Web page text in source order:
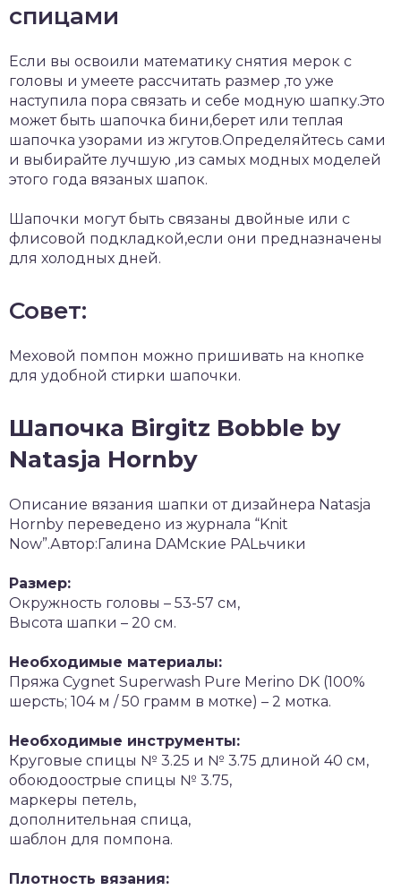
спицами
Если вы освоили математику снятия мерок с
головы и умеете рассчитать размер ,то уже
наступила пора связать и себе модную шапку.Это
может быть шапочка бини,берет или теплая
шапочка узорами из жгутов.Определяйтесь сами
и выбирайте лучшую ,из самых модных моделей
этого года вязаных шапок.
Шапочки могут быть связаны двойные или с
флисовой подкладкой,если они предназначены
для холодных дней.
Совет:
Меховой помпон можно пришивать на кнопке
для удобной стирки шапочки.
Шапочка Birgitz Bobble by
Natasja Hornby
Описание вязания шапки от дизайнера Natasja
Hornby переведено из журнала “Knit
Now”.Автор:Галина DAMские PALьчики
Размер:
Окружность головы – 53-57 см,
Высота шапки – 20 см.
Необходимые материалы:
Пряжа Cygnet Superwash Pure Merino DK (100%
шерсть; 104 м / 50 грамм в мотке) – 2 мотка.
Необходимые инструменты:
Круговые спицы № 3.25 и № 3.75 длиной 40 см,
обоюдоострые спицы № 3.75,
маркеры петель,
дополнительная спица,
шаблон для помпона.
Плотность вязания: